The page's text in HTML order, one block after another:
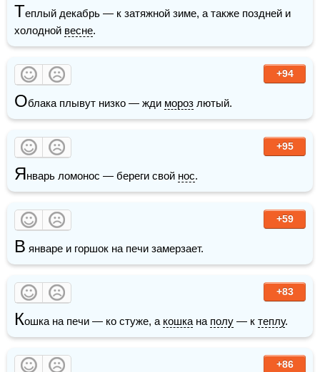
Теплый декабрь — к затяжной зиме, а также поздней и
холодной весне.
+94
Облака плывут низко — жди мороз лютый.
+95
Январь ломонос — береги свой нос.
+59
В январе и горшок на печи замерзает.
+83
Кошка на печи — ко стуже, а кошка на полу — к теплу.
+86